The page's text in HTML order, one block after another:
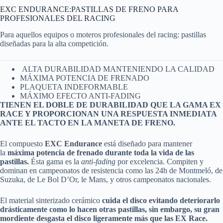
EXC ENDURANCE:PASTILLAS DE FRENO PARA
PROFESIONALES DEL RACING
Para aquellos equipos o moteros profesionales del racing: pastillas
diseñadas para la alta competición.
ALTA DURABILIDAD MANTENIENDO LA CALIDAD
MÁXIMA POTENCIA DE FRENADO
PLAQUETA INDEFORMABLE
MÁXIMO EFECTO ANTI-FADING
TIENEN EL DOBLE DE DURABILIDAD QUE LA GAMA EX
RACE Y PROPORCIONAN UNA RESPUESTA INMEDIATA
ANTE EL TACTO EN LA MANETA DE FRENO.
El compuesto EXC Endurance está diseñado para mantener
la máxima potencia de frenado durante toda la vida de las
pastillas. Ésta gama es la anti-fading por excelencia. Compiten y
dominan en campeonatos de resistencia como las 24h de Montmeló, de
Suzuka, de Le Bol D’Or, le Mans, y otros campeonatos nacionales.
El material sinterizado cerámico cuida el disco evitando deteriorarlo
drásticamente como lo hacen otras pastillas, sin embargo, su gran
mordiente desgasta el disco ligeramente más que las EX Race.